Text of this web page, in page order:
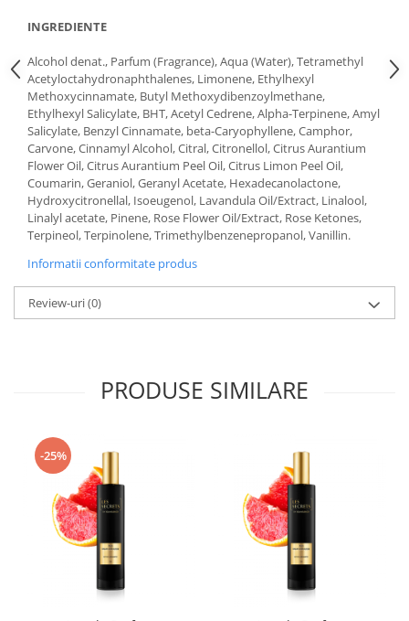
INGREDIENTE
Alcohol denat., Parfum (Fragrance), Aqua (Water), Tetramethyl
Acetyloctahydronaphthalenes, Limonene, Ethylhexyl
Methoxycinnamate, Butyl Methoxydibenzoylmethane,
Ethylhexyl Salicylate, BHT, Acetyl Cedrene, Alpha-Terpinene, Amyl
Salicylate, Benzyl Cinnamate, beta-Caryophyllene, Camphor,
Carvone, Cinnamyl Alcohol, Citral, Citronellol, Citrus Aurantium
Flower Oil, Citrus Aurantium Peel Oil, Citrus Limon Peel Oil,
Coumarin, Geraniol, Geranyl Acetate, Hexadecanolactone,
Hydroxycitronellal, Isoeugenol, Lavandula Oil/Extract, Linalool,
Linalyl acetate, Pinene, Rose Flower Oil/Extract, Rose Ketones,
Terpineol, Terpinolene, Trimethylbenzenepropanol, Vanillin.
Informatii conformitate produs
Review-uri(0)
PRODUSE SIMILARE
-25%